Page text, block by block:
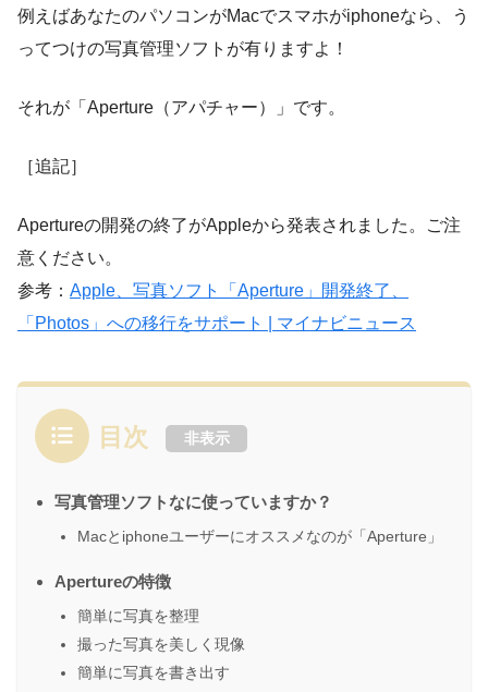
例えばあなたのパソコンがMacでスマホがiphoneなら、う
ってつけの写真管理ソフトが有りますよ！
それが「Aperture（アパチャー）」です。
［追記］
Apertureの開発の終了がAppleから発表されました。ご注
意ください。
参考： Apple、写真ソフト「Aperture」開発終了、
「Photos」への移行をサポート | マイナビニュース
目次 非表示
写真管理ソフトなに使っていますか？
Macとiphoneユーザーにオススメなのが「Aperture」
Apertureの特徴
簡単に写真を整理
撮った写真を美しく現像
簡単に写真を書き出す